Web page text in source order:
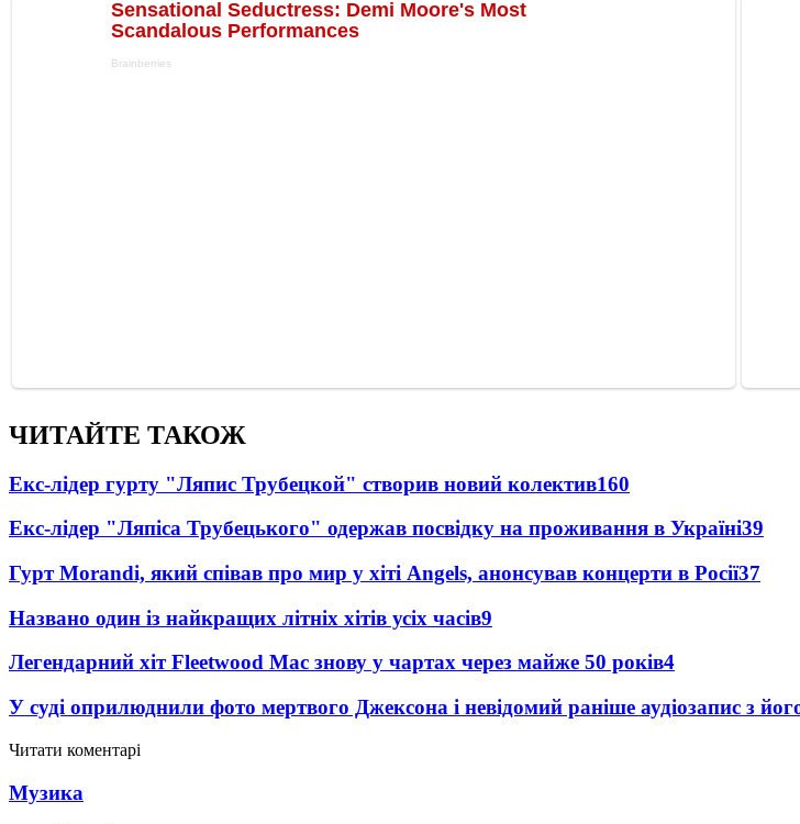
ЧИТАЙТЕ ТАКОЖ
Екс-лідер гурту "Ляпис Трубецкой" створив новий колектив160
Екс-лідер "Ляпіса Трубецького" одержав посвідку на проживання в Україні39
Гурт Morandi, який співав про мир у хіті Angels, анонсував концерти в Росії37
Названо один із найкращих літніх хітів усіх часів9
Легендарний хіт Fleetwood Mac знову у чартах через майже 50 років4
У суді оприлюднили фото мертвого Джексона і невідомий раніше аудіозапис з
Читати коментарі
Музика